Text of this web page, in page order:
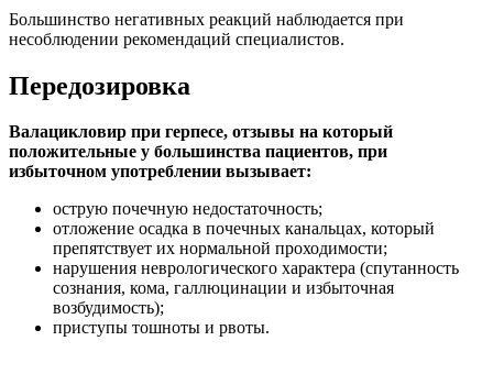
Большинство негативных реакций наблюдается при
несоблюдении рекомендаций специалистов.
Передозировка
Валацикловир при герпесе, отзывы на который
положительные у большинства пациентов, при
избыточном употреблении вызывает:
острую почечную недостаточность;
отложение осадка в почечных канальцах, который
препятствует их нормальной проходимости;
нарушения неврологического характера (спутанность
сознания, кома, галлюцинации и избыточная
возбудимость);
приступы тошноты и рвоты.